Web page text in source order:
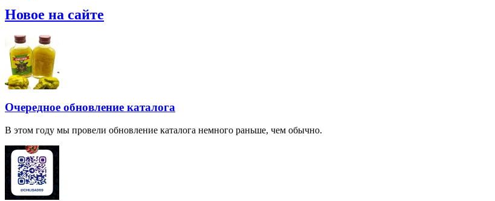
Новое на сайте
Очередное обновление каталога
В этом году мы провели обновление каталога немного раньше, чем обычно.